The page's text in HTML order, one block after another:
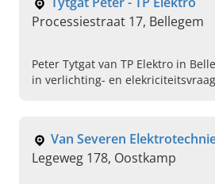
Processiestraat 17, Bellegem
Peter Tytgat van TP Elektro in
in verlichting- en
Van Severen
Legeweg 178, Oostkamp